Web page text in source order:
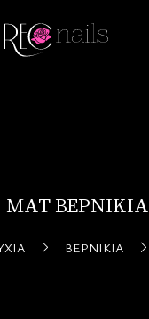
ΜΑΤ ΒΕΡΝΊΚΙΑ
ΒΕΡΝΊΚΙΑ